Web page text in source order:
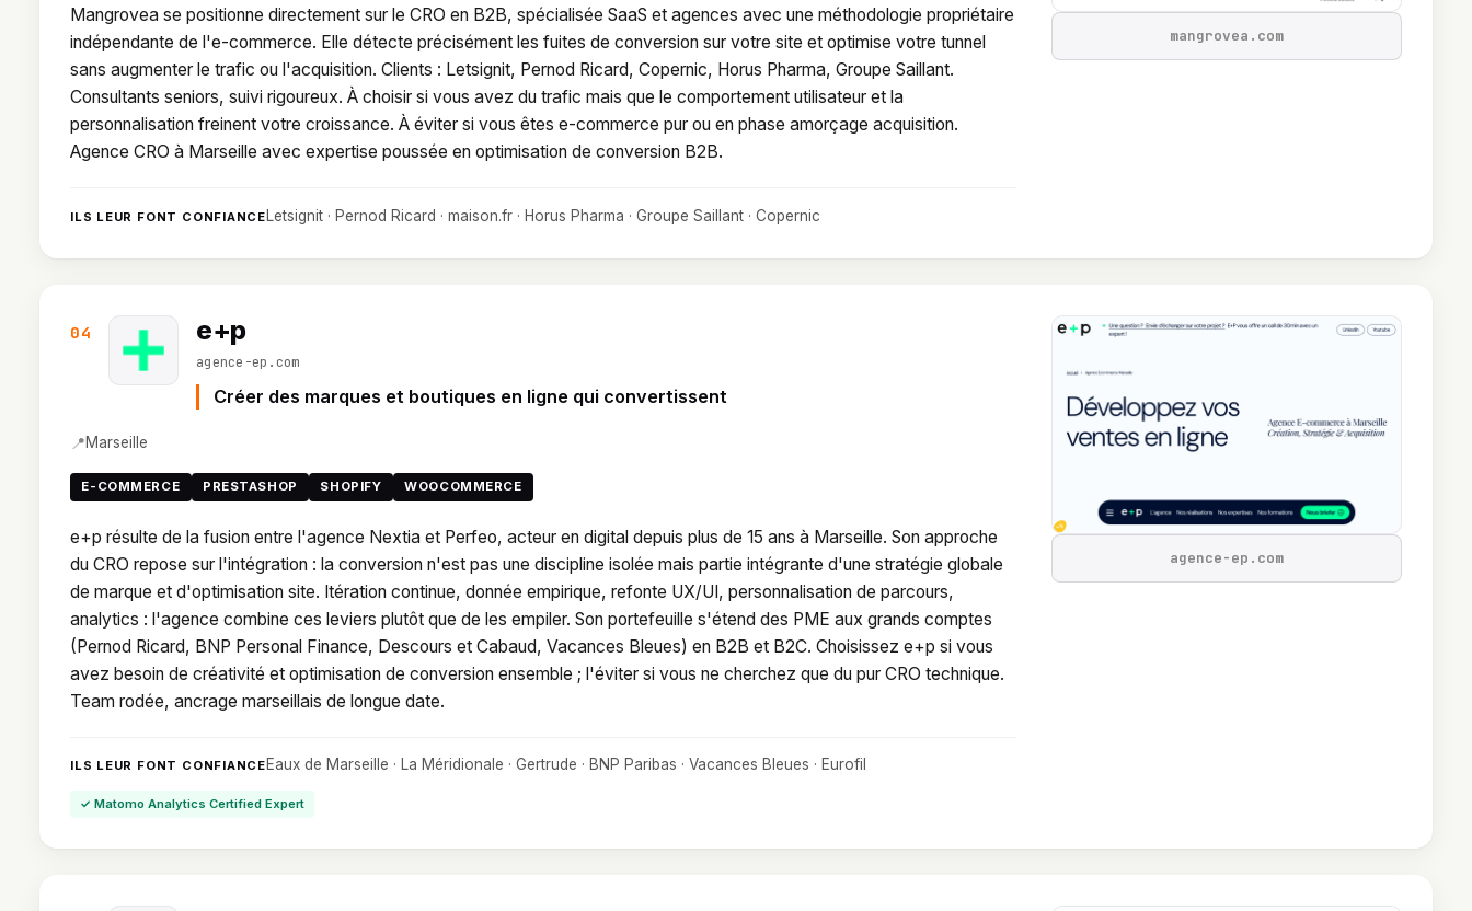
Mangrovea se positionne directement sur le CRO en B2B, spécialisée SaaS et agences avec une méthodologie propriétaire
indépendante de l'e-commerce. Elle détecte précisément les fuites de conversion sur votre site et optimise votre tunnel
sans augmenter le trafic ou l'acquisition. Clients : Letsignit, Pernod Ricard, Copernic, Horus Pharma, Groupe Saillant.
Consultants seniors, suivi rigoureux. À choisir si vous avez du trafic mais que le comportement utilisateur et la
personnalisation freinent votre croissance. À éviter si vous êtes e-commerce pur ou en phase amorçage acquisition.
Agence CRO à Marseille avec expertise poussée en optimisation de conversion B2B.
ILS LEUR FONT CONFIANCELetsignit · Pernod Ricard · maison.fr · Horus Pharma · Groupe Saillant · Copernic
mangrovea.com
04 e+p
agence-ep.com
Créer des marques et boutiques en ligne qui convertissent
📍Marseille
E-COMMERCE PRESTASHOP SHOPIFY WOOCOMMERCE
e+p résulte de la fusion entre l'agence Nextia et Perfeo, acteur en digital depuis plus de 15 ans à Marseille. Son approche
du CRO repose sur l'intégration : la conversion n'est pas une discipline isolée mais partie intégrante d'une stratégie globale
de marque et d'optimisation site. Itération continue, donnée empirique, refonte UX/UI, personnalisation de parcours,
analytics : l'agence combine ces leviers plutôt que de les empiler. Son portefeuille s'étend des PME aux grands comptes
(Pernod Ricard, BNP Personal Finance, Descours et Cabaud, Vacances Bleues) en B2B et B2C. Choisissez e+p si vous
avez besoin de créativité et optimisation de conversion ensemble ; l'éviter si vous ne cherchez que du pur CRO technique.
Team rodée, ancrage marseillais de longue date.
ILS LEUR FONT CONFIANCE Eaux de Marseille · La Méridionale · Gertrude · BNP Paribas · Vacances Bleues · Eurofil
✓ Matomo Analytics Certified Expert
agence-ep.com